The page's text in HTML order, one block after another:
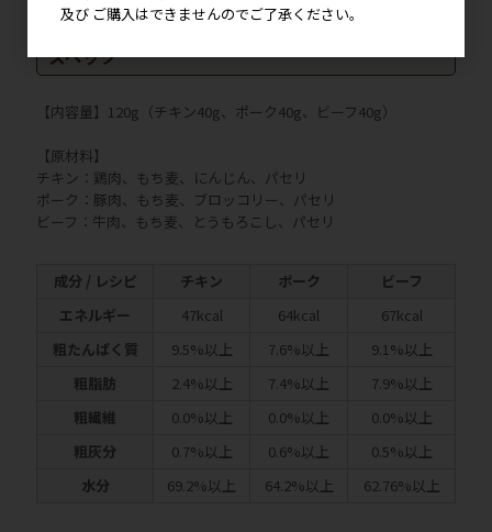
スペック
【内容量】120g（チキン40g、ポーク40g、ビーフ40g）
【原材料】
チキン：鶏肉、もち麦、にんじん、パセリ
ポーク：豚肉、もち麦、ブロッコリー、パセリ
ビーフ：牛肉、もち麦、とうもろこし、パセリ
成分 / レシピ チキン ポーク
ビーフ
エネルギー
47kcal 64kcal
67kcal
粗たんぱく質
9.5%以上 7.6%以上
9.1%以上
粗脂肪
2.4%以上 7.4%以上
7.9%以上
粗繊維
0.0%以上 0.0%以上
0.0%以上
粗灰分
0.7%以上 0.6%以上
0.5%以上
水分
69.2%以上 64.2%以上 62.76%以上
及び ご購入はできませんのでご了承ください。